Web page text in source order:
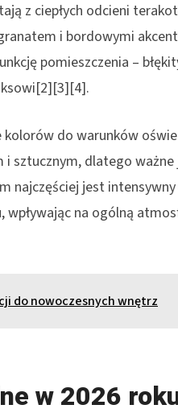
z ciepłych odcieni
i bordowymi
pomieszczenia –
do warunków
sztucznym, dlatego
jest intensywny
na ogólną
do nowoczesnych wnętrz
w 2026